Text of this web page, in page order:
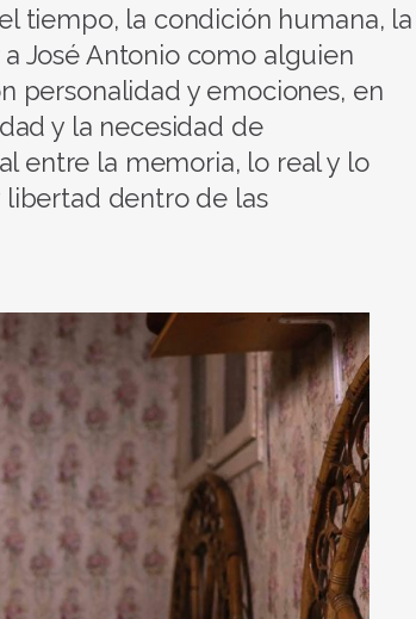
tiempo, la condición humana, la
José Antonio como alguien
personalidad y emociones, en
y la necesidad de
entre la memoria, lo real y lo
libertad dentro de las